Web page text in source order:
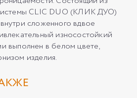
CLIC DUO (КЛИК ДУО)
сложенного вдвое
износостойкий
выполнен в белом цвете,
изделия.